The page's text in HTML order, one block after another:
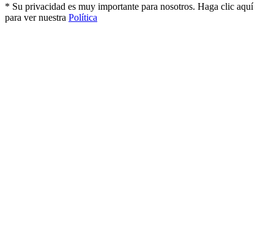
* Su privacidad es muy importante para nosotros. Haga clic aquí
para ver nuestra Política